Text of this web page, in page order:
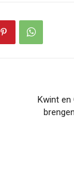
Kwint en